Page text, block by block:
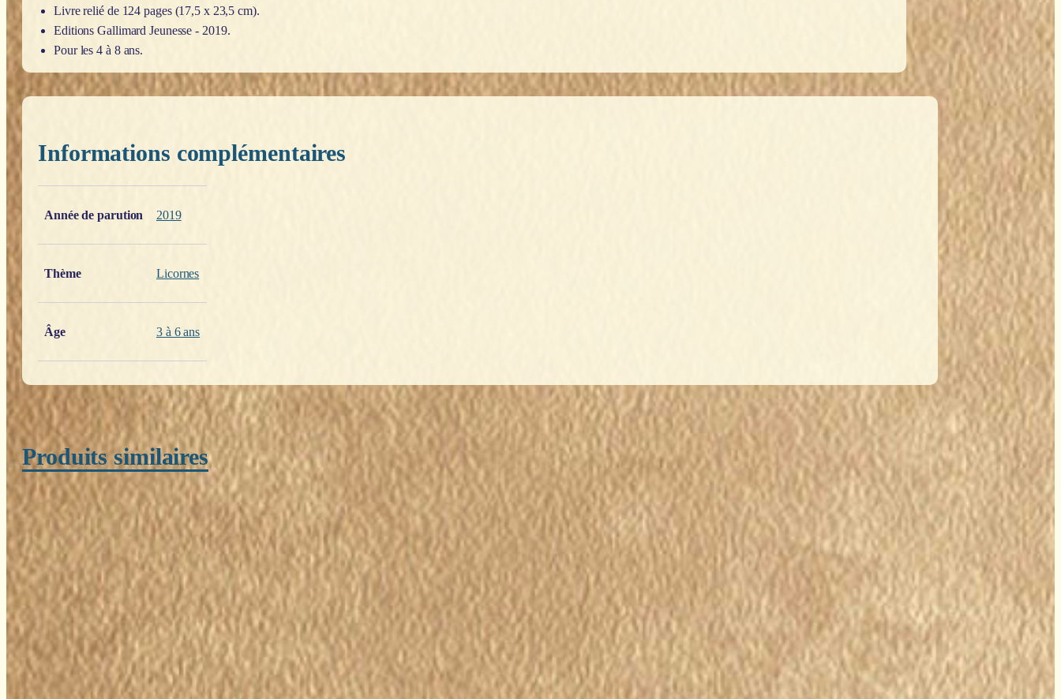
Livre relié de 124 pages (17,5 x 23,5 cm).
Editions Gallimard Jeunesse - 2019.
Pour les 4 à 8 ans.
Informations complémentaires
Année de parution
2019
Thème Licornes
Âge 3 à 6 ans
Produits similaires